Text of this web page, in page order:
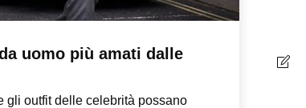
uomo più amati dalle
gli outfit delle celebrità possano